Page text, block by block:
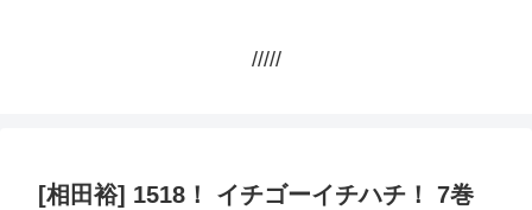
/////
[相田裕] 1518！ イチゴーイチハチ！ 7巻